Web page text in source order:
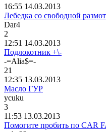
16:55 14.03.2013
Лебедка со свободной
Dar4
2
12:51 14.03.2013
Подлокотник +\-
-=Alia$=-
21
12:35 13.03.2013
Масло ГУР
ycuku
3
11:53 13.03.2013
Помогите пробить по CAR